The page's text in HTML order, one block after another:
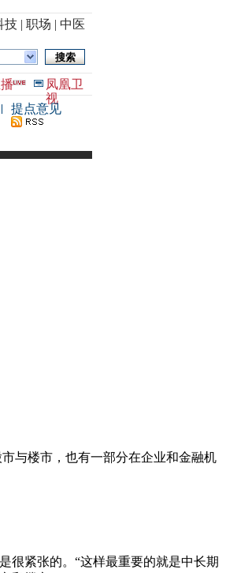
技| 职场 | 中医
凤凰卫
视
提点意见
与楼市，也有一部分在企业和金融机
很紧张的。“这样最重要的就是中长期